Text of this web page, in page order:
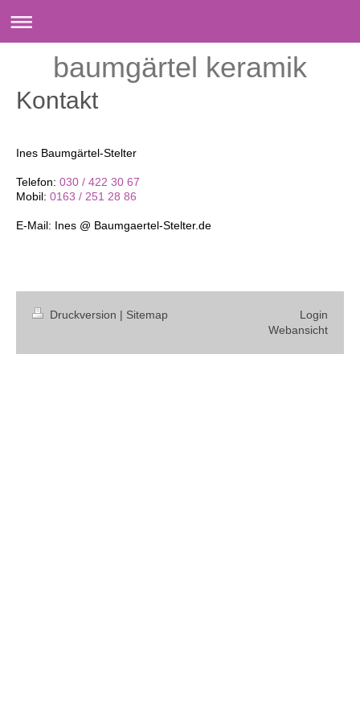
baumgärtel keramik
Kontakt
Ines Baumgärtel-Stelter
Telefon: 030 / 422 30 67
Mobil: 0163 / 251 28 86
E-Mail: Ines @ Baumgaertel-Stelter.de
Druckversion | Sitemap
Login
Webansicht